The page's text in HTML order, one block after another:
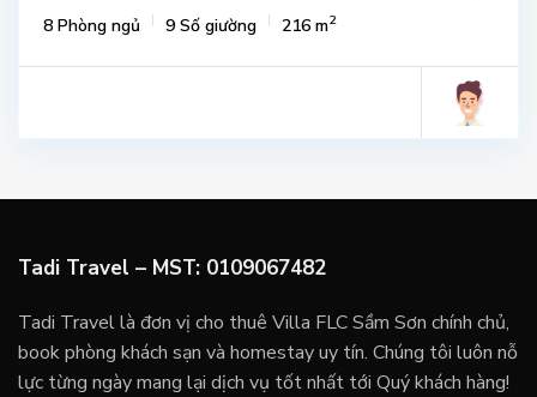
8 Phòng ngủ 9 Số giường 216 m2
Tadi Travel – MST: 0109067482
Tadi Travel là đơn vị cho thuê Villa FLC Sầm Sơn chính chủ,
book phòng khách sạn và homestay uy tín. Chúng tôi luôn nỗ
lực từng ngày mang lại dịch vụ tốt nhất tới Quý khách hàng!